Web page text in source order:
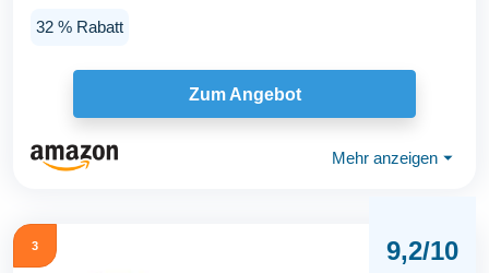
32 % Rabatt
Zum Angebot
Mehr anzeigen ⏷
3 9,2/10